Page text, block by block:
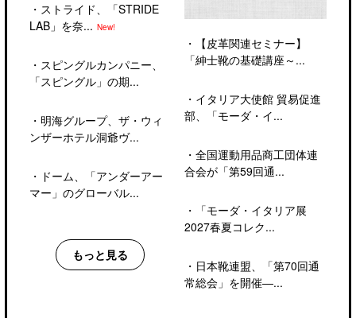
・ ストライド、「STRIDE
LAB」を奈... New!
・ スピングルカンパニー、
「スピングル」の期...
・ 明海グループ、ザ・ウィ
ンザーホテル洞爺ヴ...
・ ドーム、「アンダーアー
マー」のグローバル...
もっと見る
・
【皮革関連セミナー】
「紳士靴の基礎講座～...
・ イタリア大使館 貿易促進
部、「モーダ・イ...
・ 全国運動用品商工団体連
合会が「第59回通...
・
「モーダ・イタリア展
2027春夏コレク...
・ 日本靴連盟、「第70回通
常総会」を開催―...